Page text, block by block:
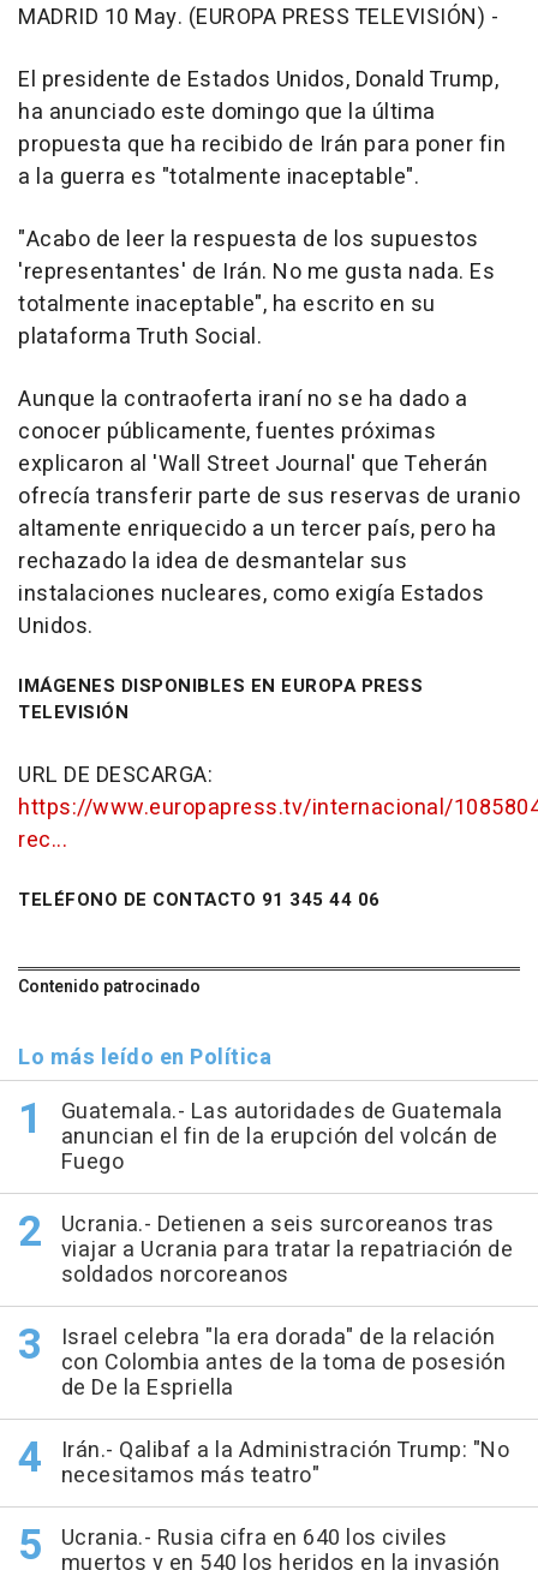
MADRID 10 May. (EUROPA PRESS TELEVISIÓN) -
El presidente de Estados Unidos, Donald Trump,
ha anunciado este domingo que la última
propuesta que ha recibido de Irán para poner fin
a la guerra es "totalmente inaceptable".
"Acabo de leer la respuesta de los supuestos
'representantes' de Irán. No me gusta nada. Es
totalmente inaceptable", ha escrito en su
plataforma Truth Social.
Aunque la contraoferta iraní no se ha dado a
conocer públicamente, fuentes próximas
explicaron al 'Wall Street Journal' que Teherán
ofrecía transferir parte de sus reservas de uranio
altamente enriquecido a un tercer país, pero ha
rechazado la idea de desmantelar sus
instalaciones nucleares, como exigía Estados
Unidos.
IMÁGENES DISPONIBLES EN EUROPA PRESS
TELEVISIÓN
URL DE DESCARGA:
https://www.europapress.tv/internacional/
rec...
TELÉFONO DE CONTACTO 91 345 44 06
Contenido patrocinado
Lo más leído en Política
Guatemala.- Las autoridades de Guatemala
anuncian el fin de la erupción del volcán de
Fuego
Ucrania.- Detienen a seis surcoreanos tras
viajar a Ucrania para tratar la repatriación de
soldados norcoreanos
Israel celebra "la era dorada" de la relación
con Colombia antes de la toma de posesión
de De la Espriella
Irán.- Qalibaf a la Administración Trump: "No
necesitamos más teatro"
Ucrania.- Rusia cifra en 640 los civiles